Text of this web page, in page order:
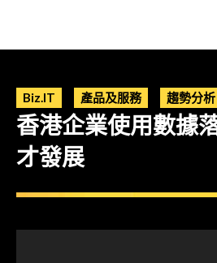
Biz.IT 產品及服務 趨勢分析
香港企業使用數據
才發展